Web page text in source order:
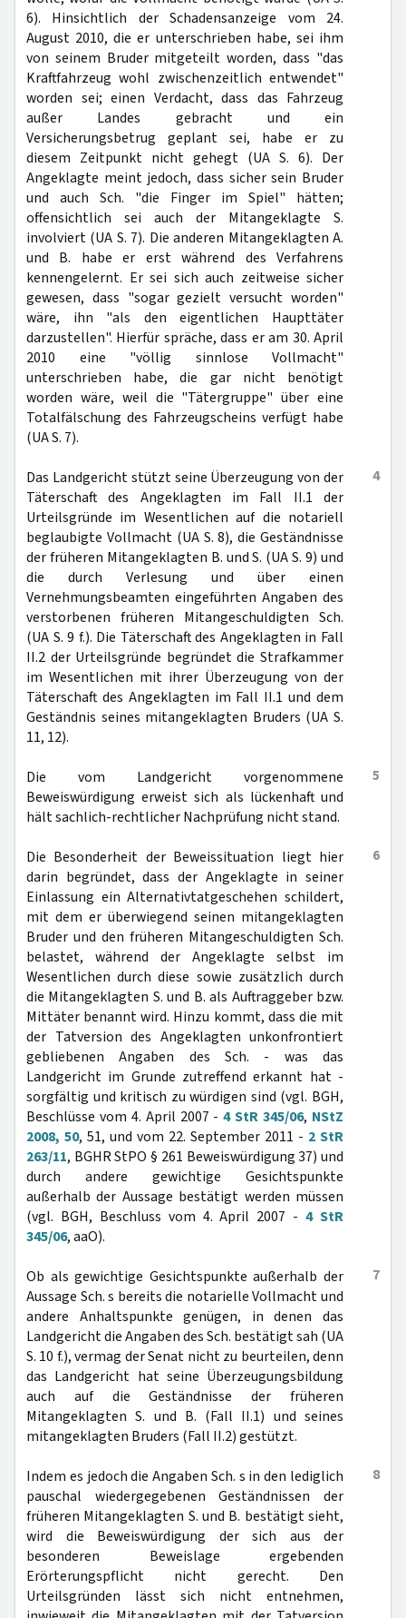
6). Hinsichtlich der Schadensanzeige vom 24.
August 2010, die er unterschrieben habe, sei ihm
von seinem Bruder mitgeteilt worden, dass "das
Kraftfahrzeug wohl zwischenzeitlich entwendet"
worden sei; einen Verdacht, dass das Fahrzeug
außer Landes gebracht und ein
Versicherungsbetrug geplant sei, habe er zu
diesem Zeitpunkt nicht gehegt (UA S. 6). Der
Angeklagte meint jedoch, dass sicher sein Bruder
und auch Sch. "die Finger im Spiel" hätten;
offensichtlich sei auch der Mitangeklagte S.
involviert (UA S. 7). Die anderen Mitangeklagten A.
und B. habe er erst während des Verfahrens
kennengelernt. Er sei sich auch zeitweise sicher
gewesen, dass "sogar gezielt versucht worden"
wäre, ihn "als den eigentlichen Haupttäter
darzustellen". Hierfür spräche, dass er am 30. April
2010 eine "völlig sinnlose Vollmacht"
unterschrieben habe, die gar nicht benötigt
worden wäre, weil die "Tätergruppe" über eine
Totalfälschung des Fahrzeugscheins verfügt habe
(UA S. 7).
4
Das Landgericht stützt seine Überzeugung von der
Täterschaft des Angeklagten im Fall II.1 der
Urteilsgründe im Wesentlichen auf die notariell
beglaubigte Vollmacht (UA S. 8), die Geständnisse
der früheren Mitangeklagten B. und S. (UA S. 9) und
die durch Verlesung und über einen
Vernehmungsbeamten eingeführten Angaben des
verstorbenen früheren Mitangeschuldigten Sch.
(UA S. 9 f.). Die Täterschaft des Angeklagten in Fall
II.2 der Urteilsgründe begründet die Strafkammer
im Wesentlichen mit ihrer Überzeugung von der
Täterschaft des Angeklagten im Fall II.1 und dem
Geständnis seines mitangeklagten Bruders (UA S.
11, 12).
5
Die vom Landgericht vorgenommene
Beweiswürdigung erweist sich als lückenhaft und
hält sachlich-rechtlicher Nachprüfung nicht stand.
6
Die Besonderheit der Beweissituation liegt hier
darin begründet, dass der Angeklagte in seiner
Einlassung ein Alternativtatgeschehen schildert,
mit dem er überwiegend seinen mitangeklagten
Bruder und den früheren Mitangeschuldigten Sch.
belastet, während der Angeklagte selbst im
Wesentlichen durch diese sowie zusätzlich durch
die Mitangeklagten S. und B. als Auftraggeber bzw.
Mittäter benannt wird. Hinzu kommt, dass die mit
der Tatversion des Angeklagten unkonfrontiert
gebliebenen Angaben des Sch. - was das
Landgericht im Grunde zutreffend erkannt hat -
sorgfältig und kritisch zu würdigen sind (vgl. BGH,
Beschlüsse vom 4. April 2007 -4 StR 345/06, NStZ
2008, 50, 51, und vom 22. September 2011 - 2 StR
263/11, BGHR StPO § 261 Beweiswürdigung 37) und
durch andere gewichtige Gesichtspunkte
außerhalb der Aussage bestätigt werden müssen
(vgl. BGH, Beschluss vom 4. April 2007 -4 StR
345/06, aaO).
7
Ob als gewichtige Gesichtspunkte außerhalb der
Aussage Sch. s bereits die notarielle Vollmacht und
andere Anhaltspunkte genügen, in denen das
Landgericht die Angaben des Sch. bestätigt sah (UA
S. 10 f.), vermag der Senat nicht zu beurteilen, denn
das Landgericht hat seine Überzeugungsbildung
auch auf die Geständnisse der früheren
Mitangeklagten S. und B. (Fall II.1) und seines
mitangeklagten Bruders (Fall II.2) gestützt.
8
Indem es jedoch die Angaben Sch. s in den lediglich
pauschal wiedergegebenen Geständnissen der
früheren Mitangeklagten S. und B. bestätigt sieht,
wird die Beweiswürdigung der sich aus der
besonderen Beweislage ergebenden
Erörterungspflicht nicht gerecht. Den
Urteilsgründen lässt sich nicht entnehmen,